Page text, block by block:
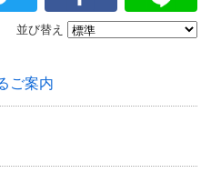
並び替え
ご案内